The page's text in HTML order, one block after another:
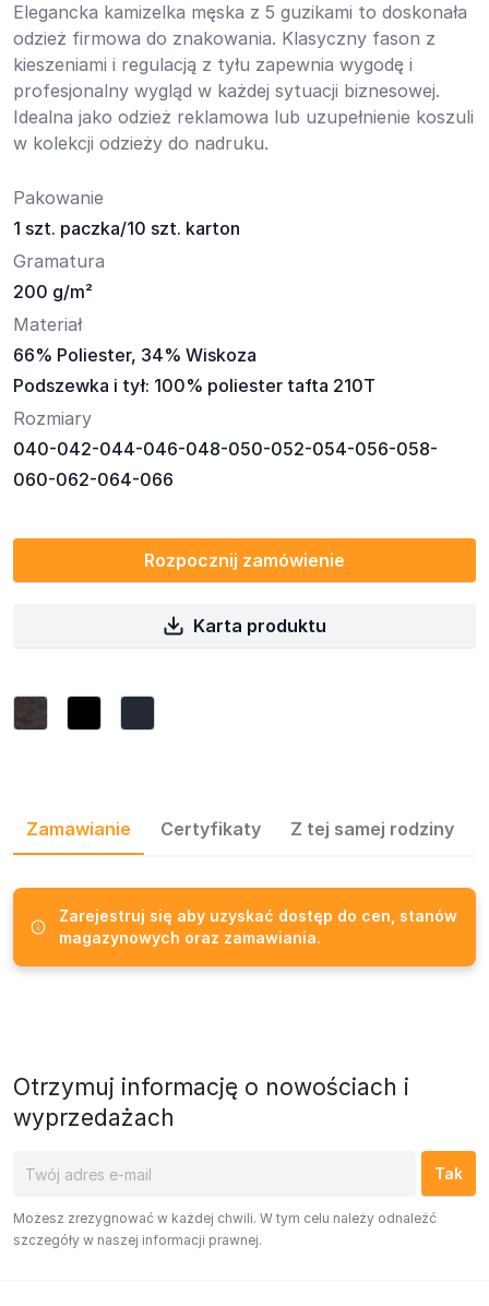
Elegancka kamizelka męska z 5 guzikami to doskonała
odzież firmowa do znakowania. Klasyczny fason z
kieszeniami i regulacją z tyłu zapewnia wygodę i
profesjonalny wygląd w każdej sytuacji biznesowej.
Idealna jako odzież reklamowa lub uzupełnienie koszuli
w kolekcji odzieży do nadruku.
Pakowanie
1 szt. paczka/10 szt. karton
Gramatura
200 g/m²
Materiał
66% Poliester, 34% Wiskoza
Podszewka i tył: 100% poliester tafta 210T
Rozmiary
040-042-044-046-048-050-052-054-056-058-
060-062-064-066
Rozpocznij zamówienie
Karta produktu
Zamawianie Certyfikaty Z tej samej rodziny
Zarejestruj się aby uzyskać dostęp do cen, stanów
magazynowych oraz zamawiania.
Otrzymuj informację o nowościach i
wyprzedażach
Możesz zrezygnować w każdej chwili. W tym celu należy odnaleźć
szczegóły w naszej informacji prawnej.